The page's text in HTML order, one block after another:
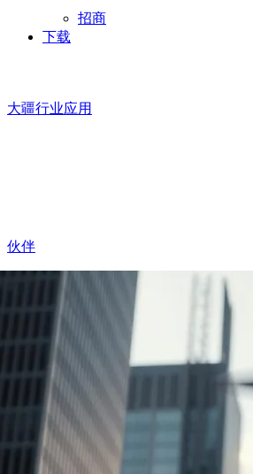
招商
下载
大疆行业应用
伙伴